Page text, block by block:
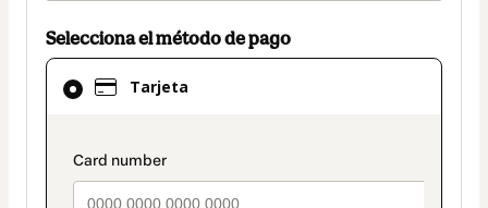
Selecciona el método de pago
Tarjeta
payment_data.section_title_v2
El
método
seleccionado